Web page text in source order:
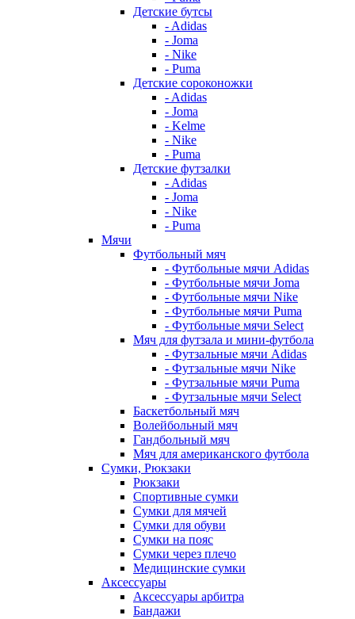
Детские бутсы
- Adidas
- Joma
- Nike
- Puma
Детские сороконожки
- Adidas
- Joma
- Kelme
- Nike
- Puma
Детские футзалки
- Adidas
- Joma
- Nike
- Puma
Мячи
Футбольный мяч
- Футбольные мячи Adidas
- Футбольные мячи Joma
- Футбольные мячи Nike
- Футбольные мячи Puma
- Футбольные мячи Select
Мяч для футзала и мини-футбола
- Футзальные мячи Adidas
- Футзальные мячи Nike
- Футзальные мячи Puma
- Футзальные мячи Select
Баскетбольный мяч
Волейбольный мяч
Гандбольный мяч
Мяч для американского футбола
Сумки, Рюкзаки
Рюкзаки
Спортивные сумки
Сумки для мячей
Сумки для обуви
Сумки на пояс
Сумки через плечо
Медицинские сумки
Аксессуары
Аксессуары арбитра
Бандажи